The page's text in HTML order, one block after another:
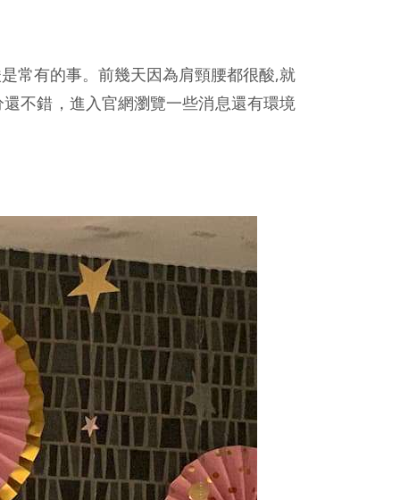
常有的事。前幾天因為肩頸腰都很酸,就
不錯，進入官網瀏覽一些消息還有環境